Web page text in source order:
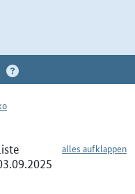
alles aufklappen